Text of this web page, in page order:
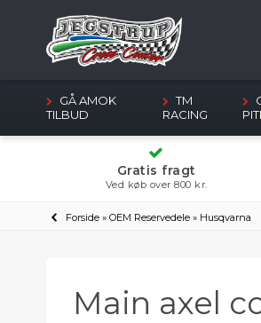
GÅ AMOK
TILBUD
TM
RACING
Gratis fragt
Ved køb over 800 kr.
Forside » OEM Reservedele » Husqvarna
Main axel